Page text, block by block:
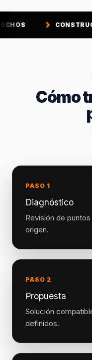
DE
Cómo
PASO 1
Diagnóstico
Revisión de
origen.
PASO 2
Propuesta
Solución
definidos.